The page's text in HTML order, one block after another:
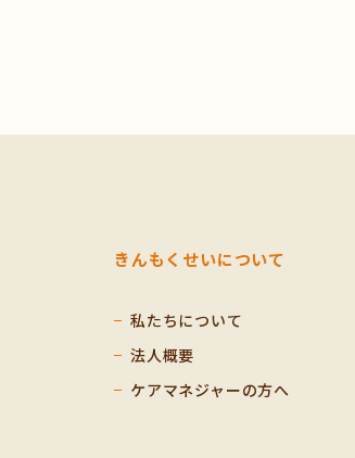
きんもくせいについて
私たちについて
法人概要
ケアマネジャーの方へ